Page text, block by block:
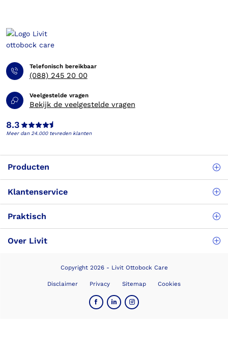
Telefonisch bereikbaar
(088) 245 20 00
Veelgestelde vragen
Bekijk de veelgestelde vragen
8.3
Meer dan 24.000 tevreden klanten
Producten
Klantenservice
Praktisch
Over Livit
Copyright 2026 - Livit Ottobock Care
Disclaimer Privacy Sitemap Cookies